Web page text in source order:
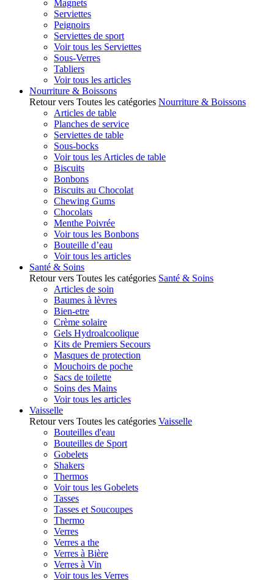
Magnets
Serviettes
Peignoirs
Serviettes de sport
Voir tous les Serviettes
Sous-Verres
Tabliers
Voir tous les articles
Nourriture & Boissons
Retour vers Toutes les catégories Nourriture & Boissons
Articles de table
Planches de service
Serviettes de table
Sous-bocks
Voir tous les Articles de table
Biscuits
Bonbons
Biscuits au Chocolat
Chewing Gums
Chocolats
Menthe Poivrée
Voir tous les Bonbons
Bouteille d’eau
Voir tous les articles
Santé & Soins
Retour vers Toutes les catégories Santé & Soins
Articles de soin
Baumes à lèvres
Bien-etre
Crème solaire
Gels Hydroalcoolique
Kits de Premiers Secours
Masques de protection
Mouchoirs de poche
Sacs de toilette
Soins des Mains
Voir tous les articles
Vaisselle
Retour vers Toutes les catégories Vaisselle
Bouteilles d'eau
Bouteilles de Sport
Gobelets
Shakers
Thermos
Voir tous les Gobelets
Tasses
Tasses et Soucoupes
Thermo
Verres
Verres a the
Verres à Bière
Verres à Vin
Voir tous les Verres